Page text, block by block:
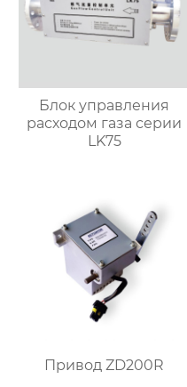
Блок управления
расходом газа серии
LK75
Привод ZD200R